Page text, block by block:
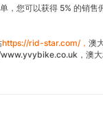
您可以获得 5% 的销售
https://rid-star.com/， 澳
，澳大